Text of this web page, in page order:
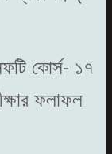
কোর্স- ১৭
ফলাফল